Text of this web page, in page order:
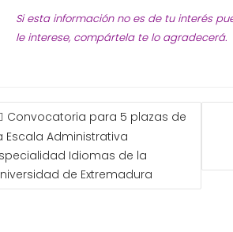
Si esta información no es de tu interés
le interese, compártela te lo agradecerá.
Convocatoria para 5 plazas de
Escala Administrativa
Idiomas de la
de Extremadura